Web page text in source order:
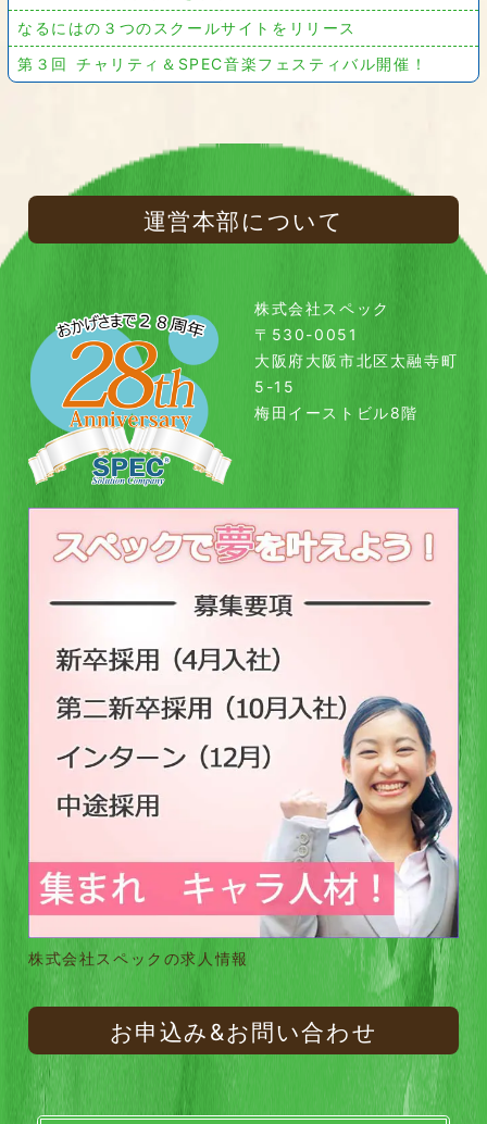
なるにはの３つのスクールサイトをリリース
第３回 チャリティ＆SPEC音楽フェスティバル開催！
運営本部について
株式会社スペック
〒530-0051
大阪府大阪市北区太融寺町
5-15
梅田イーストビル8階
株式会社スペックの求人情報
お申込み&お問い合わせ